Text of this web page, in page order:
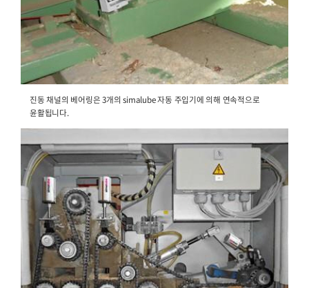
어려운 윤활 지점에도 윤활이 가능합니다. 이로 인해
시간이 최소화되고 작업장 의 안전이 향상됩니다. 모
자동 으로 윤활되기 때문에 상당한 시간이 절약됩니다.